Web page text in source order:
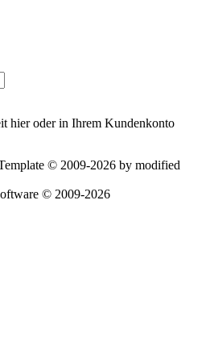
hier oder in Ihrem Kundenkonto
© 2009-2026 by modified
© 2009-2026